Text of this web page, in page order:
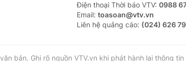
Ðiện thoại Thời báo VTV: 0988
Email: toasoan@vtv.vn
Liên hệ quảng cáo: (024) 626
bản. Ghi rõ nguồn VTV.vn khi phát hành lại thông